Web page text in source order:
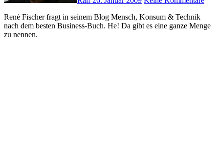
René Fischer fragt in seinem Blog Mensch, Konsum & Technik
nach dem besten Business-Buch. He! Da gibt es eine ganze Menge
zu nennen.